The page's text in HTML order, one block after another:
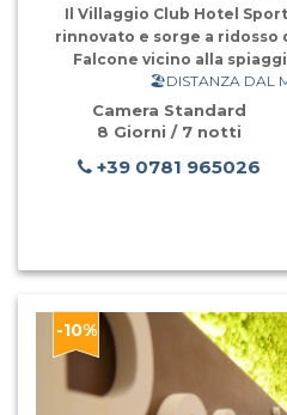
Il Villaggio Club Hotel
rinnovato e sorge a ridosso
Falcone vicino alla
Sardegna, "La Pelosa".
parco del Roccaruja ed
appena 4 Km
🏖️DISTANZA DAL
Camera Standard
8 Giorni / 7 notti
+39 0781 965026
-10%